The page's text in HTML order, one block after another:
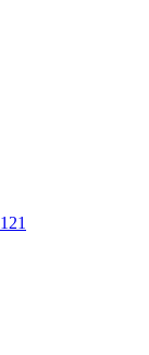
121